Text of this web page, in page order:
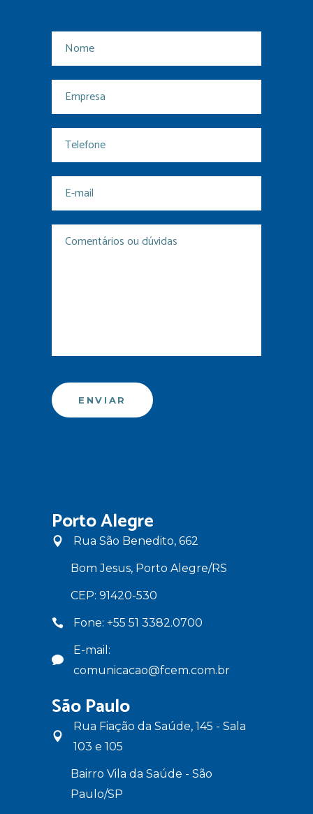
Porto Alegre
Rua São Benedito, 662
Bom Jesus, Porto Alegre/RS
CEP: 91420-530
Fone: +55 51 3382.0700
E-mail:
comunicacao@fcem.com.br
São Paulo
Rua Fiação da Saúde, 145 - Sala
103 e 105
Bairro Vila da Saúde - São
Paulo/SP